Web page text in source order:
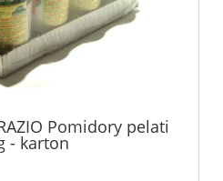
Pomidory pelati
- karton